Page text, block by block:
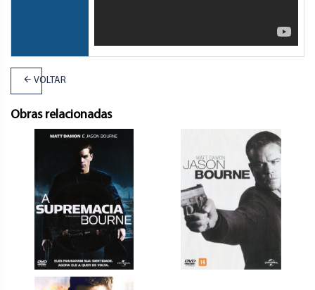
VOLTAR
Obras relacionadas